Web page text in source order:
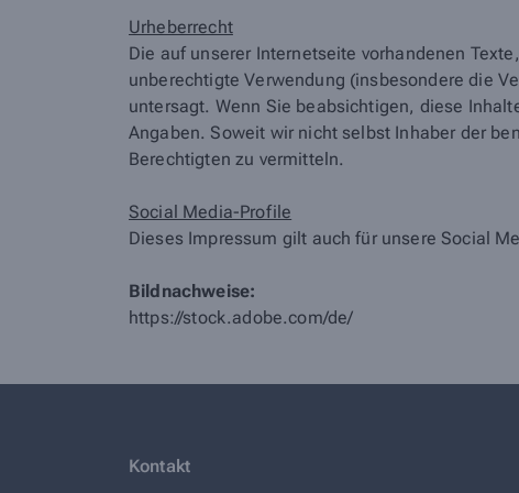
Urheberrecht
Die auf unserer Internetseite vorhandenen
unberechtigte Verwendung (insbesondere die
untersagt. Wenn Sie beabsichtigen, diese
Angaben. Soweit wir nicht selbst Inhaber der
Berechtigten zu vermitteln.
Social Media-Profile
Dieses Impressum gilt auch für unsere Social
Bildnachweise:
https://stock.adobe.com/de/
Kontakt